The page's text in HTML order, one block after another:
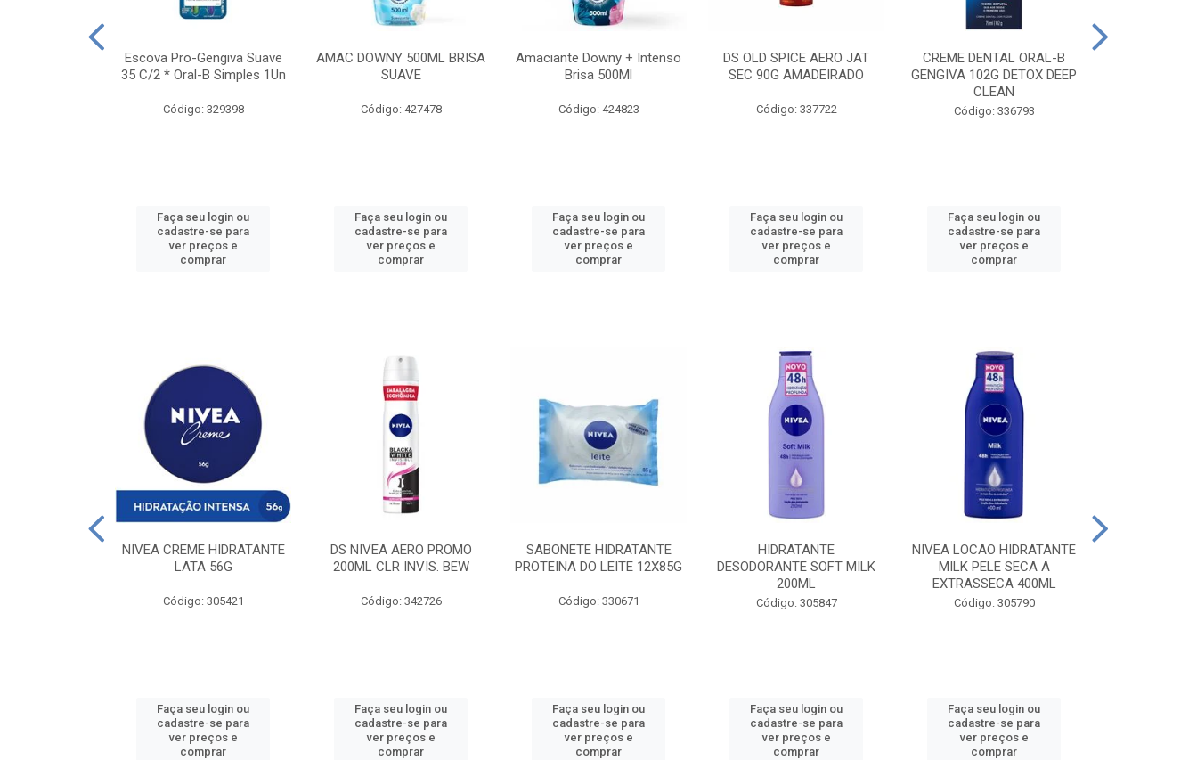
Escova Pro-Gengiva Suave
35 C/2 * Oral-B Simples 1Un
Código: 329398
Faça seu login ou
cadastre-se para
ver preços e
comprar
AMAC DOWNY 500ML BRISA
SUAVE
Código: 427478
Faça seu login ou
cadastre-se para
ver preços e
comprar
Amaciante Downy + Intenso
Brisa 500Ml
Código: 424823
Faça seu login ou
cadastre-se para
ver preços e
comprar
DS OLD SPICE AERO JAT
SEC 90G AMADEIRADO
Código: 337722
Faça seu login ou
cadastre-se para
ver preços e
comprar
CREME DENTAL ORAL-B
GENGIVA 102G DETOX DEEP
CLEAN
Código: 336793
Faça seu login ou
cadastre-se para
ver preços e
comprar
NIVEA CREME HIDRATANTE
LATA 56G
Código: 305421
Faça seu login ou
cadastre-se para
ver preços e
comprar
DS NIVEA AERO PROMO
200ML CLR INVIS. BEW
Código: 342726
Faça seu login ou
cadastre-se para
ver preços e
comprar
SABONETE HIDRATANTE
PROTEINA DO LEITE 12X85G
Código: 330671
Faça seu login ou
cadastre-se para
ver preços e
comprar
HIDRATANTE
DESODORANTE SOFT MILK
200ML
Código: 305847
Faça seu login ou
cadastre-se para
ver preços e
comprar
NIVEA LOCAO HIDRATANTE
MILK PELE SECA A
EXTRASSECA 400ML
Código: 305790
Faça seu login ou
cadastre-se para
ver preços e
comprar